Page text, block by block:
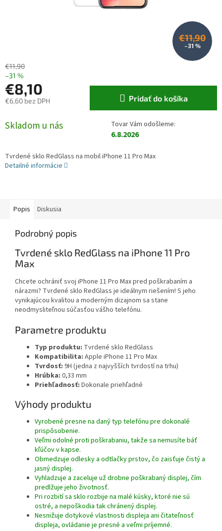
€11,90
–31 %
€11,90
–31 %
€8,10
€6,60 bez DPH
Skladom u nás
6.8.2026
Pridať do košíka
Tvrdené sklo RedGlass na mobil iPhone 11 Pro Max
Detailné informácie
Popis Diskusia
Podrobný popis
Tvrdené sklo RedGlass na iPhone 11 Pro
Max
Chcete ochrániť svoj iPhone 11 Pro Max pred poškrabaním a
nárazmi? Tvrdené sklo RedGlass je ideálnym riešením! S jeho
vynikajúcou kvalitou a moderným dizajnom sa stane
neodmysliteľnou súčasťou vášho telefónu.
Parametre produktu
Typ produktu: Tvrdené sklo RedGlass
Kompatibilita: Apple iPhone 11 Pro Max
Tvrdosť: 9H (jedna z najvyšších tvrdostí na trhu)
Hrúbka: 0,33 mm
Priehľadnosť: Dokonale priehľadné
Výhody produktu
Vyrobené presne na daný typ telefónu pre dokonalé
prispôsobenie.
Veľmi odolné proti poškrabaniu, takže sa nemusíte báť
kľúčov v kapse.
Obmedzuje odlesky a odtlačky prstov, čo zaisťuje čistý a
jasný displej.
Vyhladzuje a zaceluje už drobne poškrabaný displej, čím
predlžuje jeho životnosť.
Pri rozbití sa sklo rozbije na malé kúsky, ktoré nie sú
ostré, a nepoškodia tak chránený displej.
Nesnižuje dotykové vlastnosti displeja ani čitateľnosť
displeja, ovládanie je presné a veľmi príjemné.